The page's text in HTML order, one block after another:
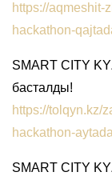
https://aqmeshit-
hackathon-
SMART CITY
басталды!
https://tolqyn.kz/
hackathon-
SMART CITY